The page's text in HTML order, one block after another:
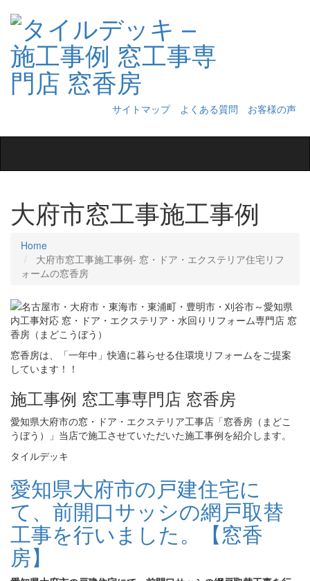
サイトマップ よくある質問
お客様の声
navigation
大府市窓工事施工事例
Home
大府市窓工事施工事例‐ 窓・ドア・エクステリア住宅リフ
ォームの窓香房
窓香房は、「一年中」快適に暮らせる住環境リフォームをご提案
しています！！
施工事例 窓工事専門店 窓香房
愛知県大府市の窓・ドア・エクステリア工事店「窓香房（まどこ
うぼう）」当店で施工させていただいた施工事例を紹介します。
タイルデッキ
愛知県大府市の戸建住宅に
て、前開口サッシの網戸取替
工事を行いました。【窓香
房】